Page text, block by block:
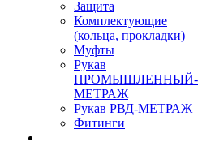
Защита
Комплектующие
(кольца, прокладки)
Муфты
Рукав
ПРОМЫШЛЕННЫЙ-
МЕТРАЖ
Рукав РВД-МЕТРАЖ
Фитинги